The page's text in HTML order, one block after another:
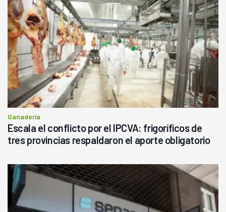
Ganadería
Escala el conflicto por el IPCVA: frigoríficos de
tres provincias respaldaron el aporte obligatorio